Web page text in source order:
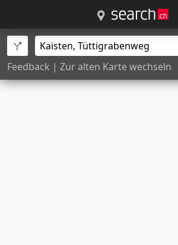
Feedback | Zur alten Karte wechseln